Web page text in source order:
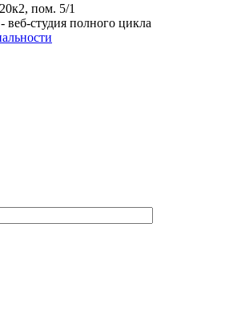
пом. 5/1
студия полного цикла